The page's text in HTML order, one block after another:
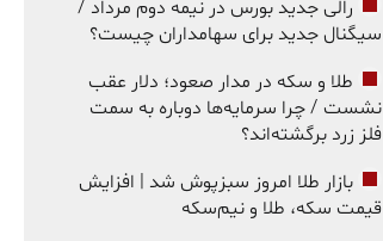
رالی جدید بورس در نیمه دوم مرداد /
سیگنال جدید برای سهامداران چیست؟
طلا و سکه در مدار صعود؛ دلار عقب
نشست / چرا سرمایه‌ها دوباره به سمت
فلز زرد برگشته‌اند؟
بازار طلا امروز سبزپوش شد | افزایش
قیمت سکه، طلا و نیم‌سکه